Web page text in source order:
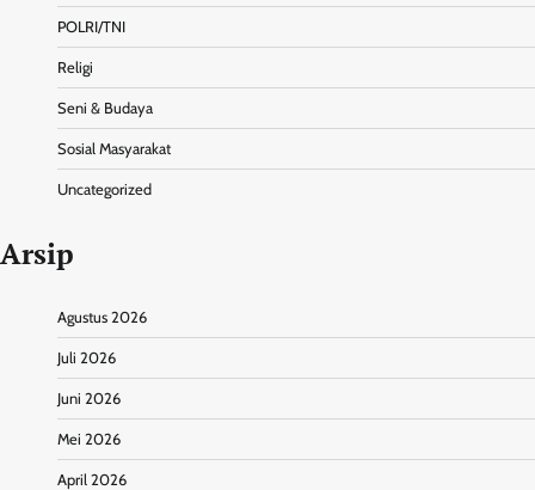
POLRI/TNI
Religi
Seni & Budaya
Sosial Masyarakat
Uncategorized
Arsip
Agustus 2026
Juli 2026
Juni 2026
Mei 2026
April 2026